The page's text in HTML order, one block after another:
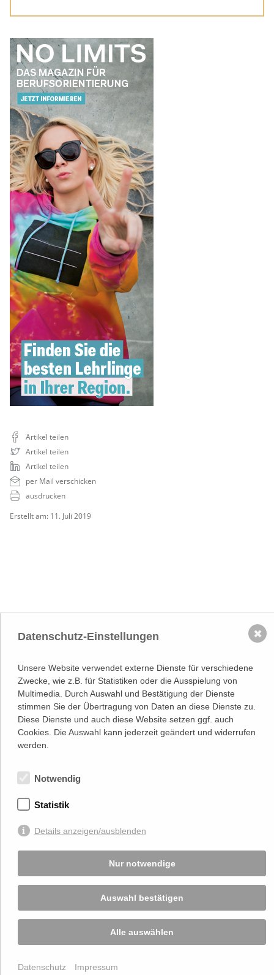
Artikel teilen
Artikel teilen
Artikel teilen
per Mail verschicken
ausdrucken
Erstellt am: 11. Juli 2019
NACH OBEN
Österreichischer
Wirtschaftsverlag GmbH
Adresse
1020 Wien
(–>Google Maps)
Kontakt
T (+43 1) 546 64-0
Eoffice@wirtschaftsverlag.at
genutzt und nicht an Dritte weitergegeben. Die T.A.I. übernimmt keine Verantwortung
über Inhalte die durch Verlinkung auf externen Seiten zur Verfügung gestellt werden.
Komo Wien, Büro für visuelle Angelegenheiten
Beast Communications - www.beast.at,Impressum / Disclaimer / Datenschutzerklärung
Datenschutz-Einstellungen
Unsere Website verwendet externe Dienste für verschiedene
Zwecke, wie z.B. für Statistiken oder die Ausspielung von
Multimedia. Durch Auswahl und Bestätigung der Dienste
stimmen Sie der Übertragung von Daten an diese Dienste zu.
Diese Dienste und auch diese Website setzen ggf. auch
Cookies. Die Auswahl kann jederzeit geändert und widerrufen
werden.
Notwendig
Statistik
Details anzeigen/ausblenden
Nur notwendige
Auswahl bestätigen
Alle auswählen
Datenschutz Impressum
✖